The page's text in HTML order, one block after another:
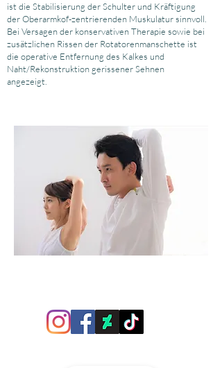
ist die Stabilisierung der Schulter und Kräftigung
der Oberarmkof-zentrierenden Muskulatur sinnvoll.
Bei Versagen der konservativen Therapie sowie bei
zusätzlichen Rissen der Rotatorenmanschette ist
die operative Entfernung des Kalkes und
Naht/Rekonstruktion gerissener Sehnen
angezeigt.